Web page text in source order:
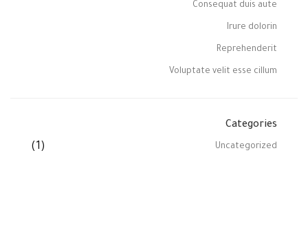
Consequat duis aute
Irure dolorin
Reprehenderit
Voluptate velit esse cillum
Categories
Uncategorized
(1)